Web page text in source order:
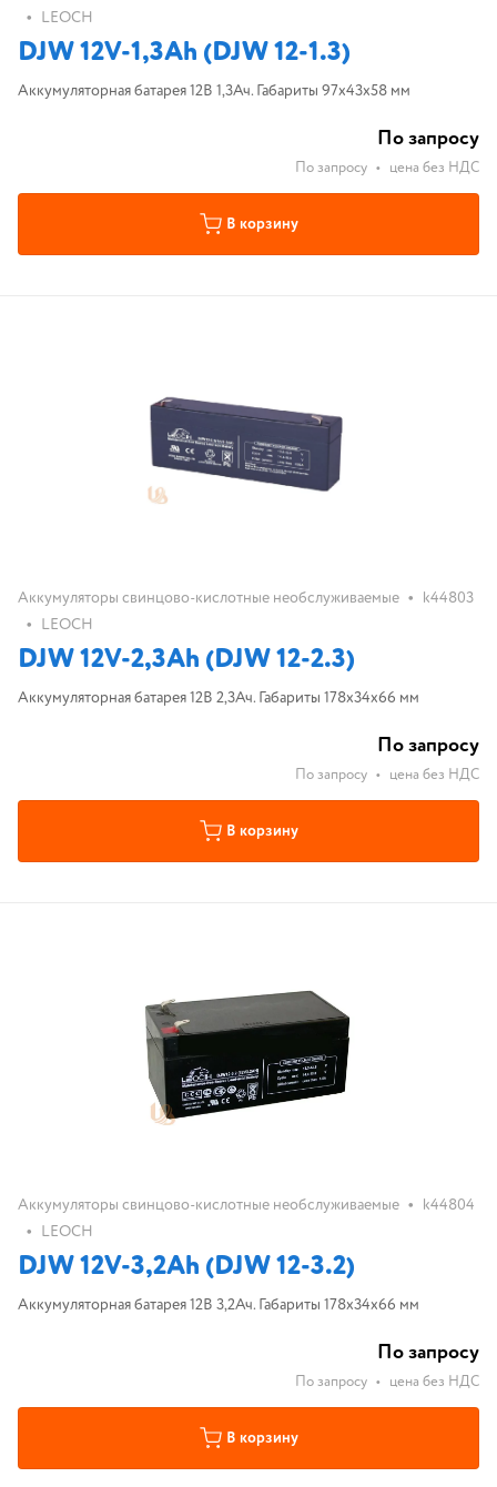
• LEOCH
DJW 12V-1,3Ah (DJW 12-1.3)
Аккумуляторная батарея 12В 1,3Ач. Габариты 97x43x58 мм
По запросу
По запросу • цена без НДС
В корзину
Аккумуляторы свинцово-кислотные необслуживаемые • k44803
• LEOCH
DJW 12V-2,3Ah (DJW 12-2.3)
Аккумуляторная батарея 12В 2,3Ач. Габариты 178x34x66 мм
По запросу
По запросу • цена без НДС
В корзину
Аккумуляторы свинцово-кислотные необслуживаемые • k44804
• LEOCH
DJW 12V-3,2Ah (DJW 12-3.2)
Аккумуляторная батарея 12В 3,2Ач. Габариты 178x34x66 мм
По запросу
По запросу • цена без НДС
В корзину